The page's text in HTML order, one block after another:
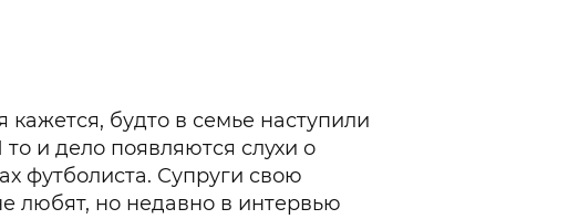
будто в семье наступили
и дело появляются слухи о
футболиста. Супруги свою
любят, но недавно в интервью